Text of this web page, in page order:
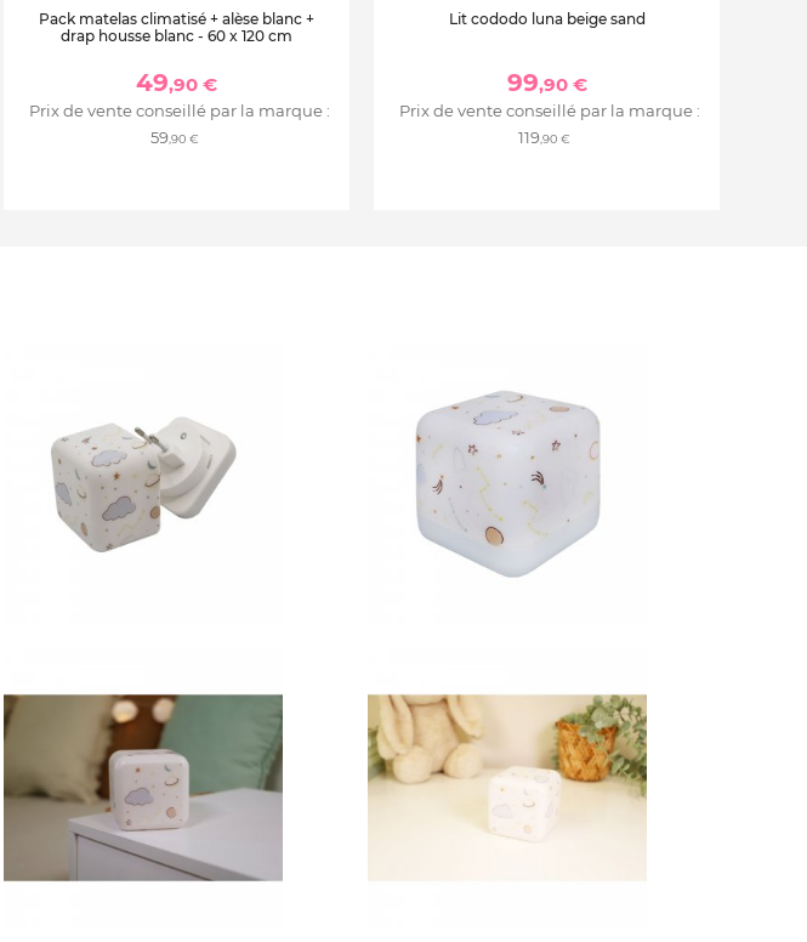
Pack matelas climatisé + alèse blanc +
drap housse blanc - 60 x 120 cm
49,90 €
Prix de vente conseillé par la marque :
59,90 €
Lit cododo luna beige sand
99,90 €
Prix de vente conseillé par la marque :
119,90 €